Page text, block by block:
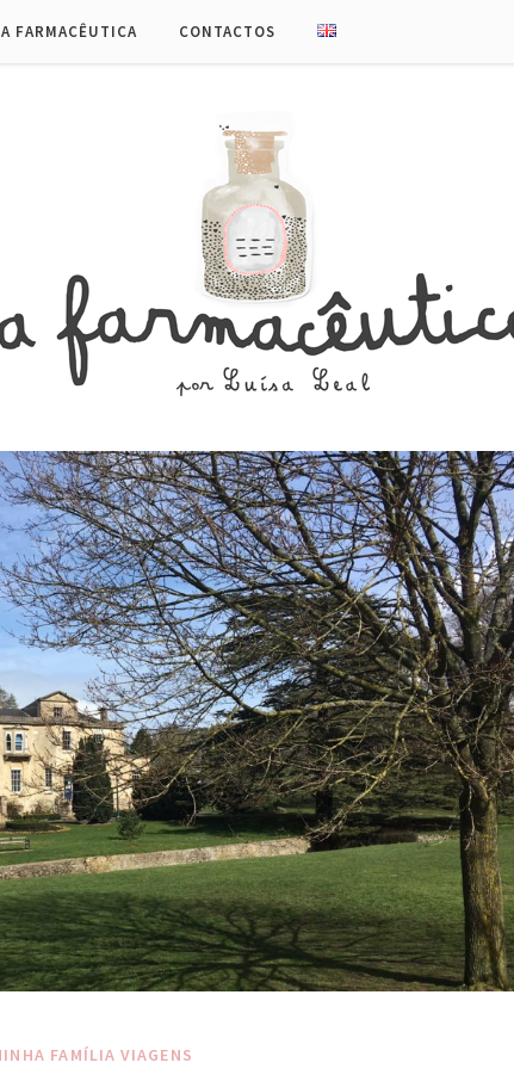
FARMACÊUTICA CONTACTOS
FAMÍLIA VIAGENS